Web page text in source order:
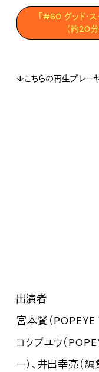
「#60 グッド・ス
（約20
↓こちらの再生プレー
出演者
宮本賢（POPEYE
コクブユウ（
ー）、井出幸亮（